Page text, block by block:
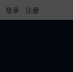
登录 注册